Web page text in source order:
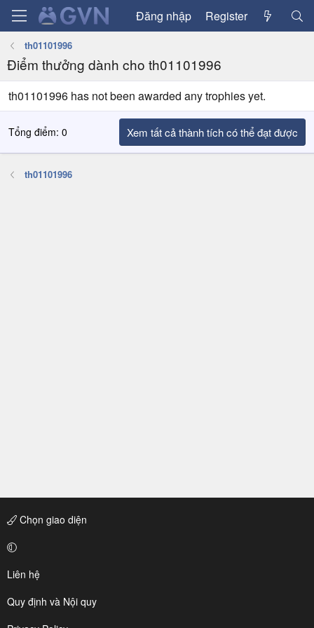
Đăng nhập Register
th01101996
Điểm thưởng dành cho th01101996
th01101996 has not been awarded any trophies yet.
Tổng điểm: 0 Xem tất cả thành tích có thể đạt được
th01101996
Chọn giao diện
Liên hệ
Quy định và Nội quy